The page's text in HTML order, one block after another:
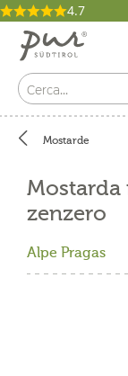
4.7
Mostarde
Mostarda
zenzero
Alpe Pragas